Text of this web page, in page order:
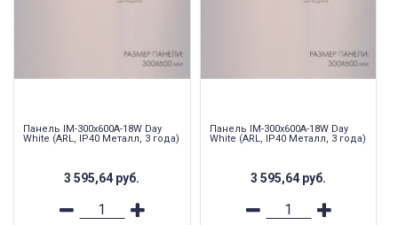
Панель IM-300x600A-18W Day
White (ARL, IP40 Металл, 3 года)
3 595,64 руб.
Панель IM-300x600A-18W Day
White (ARL, IP40 Металл, 3 года)
3 595,64 руб.